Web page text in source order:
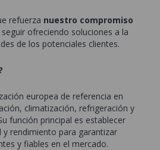
refuerza nuestro compromiso
ofreciendo soluciones a la
de los potenciales clientes.
europea de referencia en
climatización, refrigeración y
función principal es establecer
y rendimiento para garantizar
y fiables en el mercado.